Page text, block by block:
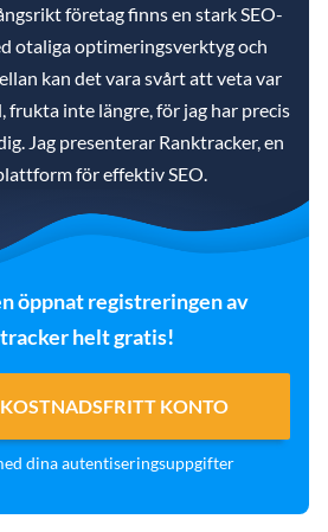
företag finns en stark SEO-
otaliga optimeringsverktyg och
kan det vara svårt att veta var
frukta inte längre, för jag har precis
Jag presenterar Ranktracker, en
för effektiv SEO.
öppnat registreringen av
helt gratis!
KONTO
dina autentiseringsuppgifter